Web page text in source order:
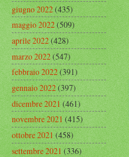
giugno 2022(435)
maggio 2022(509)
aprile 2022(428)
marzo 2022(547)
febbraio 2022(391)
gennaio 2022(397)
dicembre 2021(461)
novembre 2021(415)
ottobre 2021(458)
settembre 2021(336)